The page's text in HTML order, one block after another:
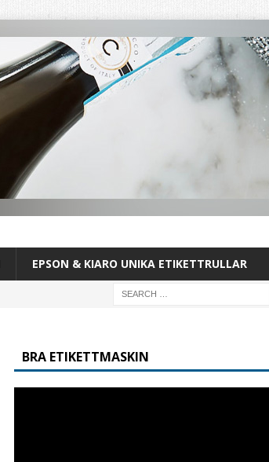
EPSON & KIARO UNIKA ETIKETTRULLAR
BRA ETIKETTMASKIN